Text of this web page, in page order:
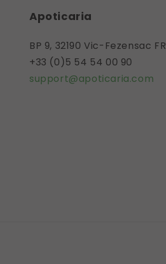
Apoticaria
BP 9, 32190 Vic-Fezensac FR
+33 (0)5 54 54 00 90
support@apoticaria.com